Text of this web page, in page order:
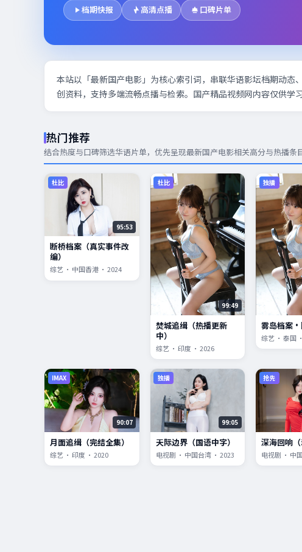
档期快报 高清点播 口碑片单
本站以「最新国产电影」为核心索引词，串联华语影坛档期动
创资料，支持多端流畅点播与检索。国产精品视频网内容仅供学
热门推荐
结合热度与口碑筛选华语片单，优先呈现最新国产电影相关高分与热播条
杜比
95:53
断桥档案（真实事件改
编）
综艺 · 中国香港 · 2024
杜比
99:49
焚城追缉（热播更新
中）
综艺 · 印度 · 2026
独播
雾岛档案·
综艺 · 泰国
IMAX
90:07
月面追缉（完结全集）
综艺 · 印度 · 2020
独播
99:05
天际边界（国语中字）
电视剧 · 中国台湾 · 2023
抢先
深海回响（
电视剧 · 中